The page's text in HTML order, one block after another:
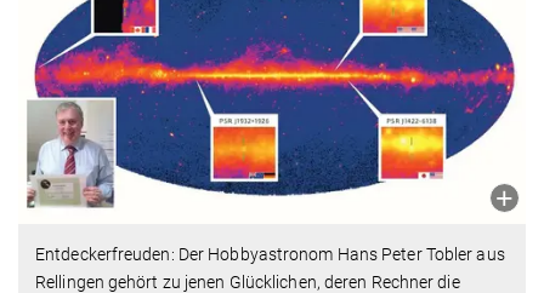
Entdeckerfreuden: Der Hobbyastronom Hans Peter Tobler aus
Rellingen gehört zu jenen Glücklichen, deren Rechner die